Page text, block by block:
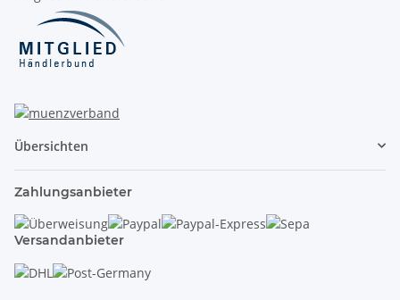
Übersichten
Zahlungsanbieter
Versandanbieter